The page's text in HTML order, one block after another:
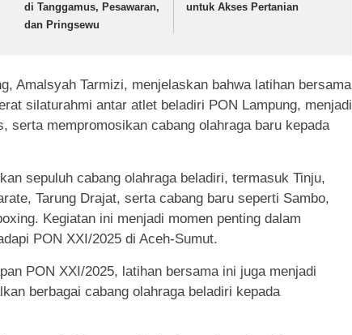
di Tanggamus, Pesawaran,
dan Pringsewu
untuk Akses Pertanian
Amalsyah Tarmizi, menjelaskan bahwa latihan bersama
silaturahmi antar atlet beladiri PON Lampung, menjadi
serta mempromosikan cabang olahraga baru kepada
sepuluh cabang olahraga beladiri, termasuk Tinju,
Tarung Drajat, serta cabang baru seperti Sambo,
Kegiatan ini menjadi momen penting dalam
PON XXI/2025 di Aceh-Sumut.
PON XXI/2025, latihan bersama ini juga menjadi
berbagai cabang olahraga beladiri kepada